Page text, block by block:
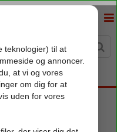
Ocean